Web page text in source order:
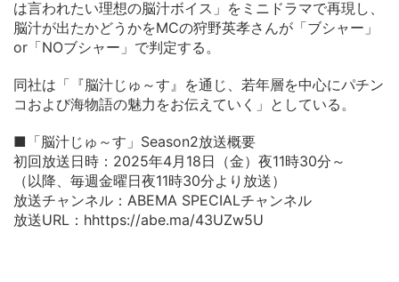
は言われたい理想の脳汁ボイス」をミニドラマで再現し、
脳汁が出たかどうかをMCの狩野英孝さんが「ブシャー」
or「NOブシャー」で判定する。
同社は「『脳汁じゅ～す』を通じ、若年層を中心にパチン
コおよび海物語の魅力をお伝えていく」としている。
■「脳汁じゅ～す」Season2放送概要
初回放送日時：2025年4月18日（金）夜11時30分～
（以降、毎週金曜日夜11時30分より放送）
放送チャンネル：ABEMA SPECIALチャンネル
放送URL：hhttps://abe.ma/43UZw5U